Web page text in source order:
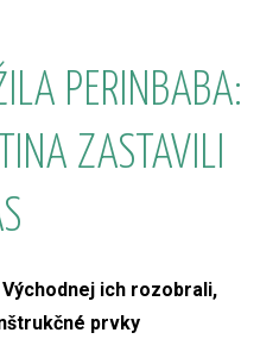
PERINBABA:
ZASTAVILI
ich rozobrali,
prvky